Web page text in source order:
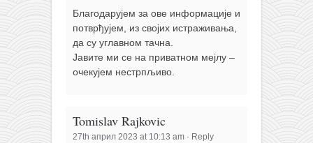
Благодарујем за ове информације и
потврђујем, из својих истраживања,
да су углавном тачна.
Јавите ми се на приватном мејлу –
очекујем нестрпљиво.
Tomislav Rajkovic
27th април 2023 at 10:13 am · Reply